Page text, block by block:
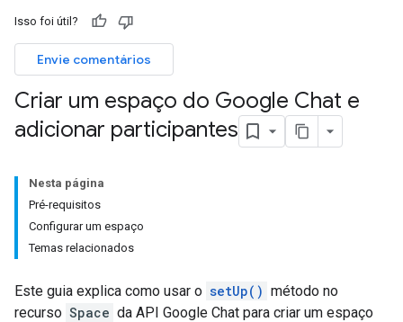
Isso foi útil?
Envie comentários
Criar um espaço do Google Chat e
adicionar participantes
Nesta página
Pré-requisitos
Configurar um espaço
Temas relacionados
Este guia explica como usar o setUp() método no
recurso Space da API Google Chat para criar um espaço